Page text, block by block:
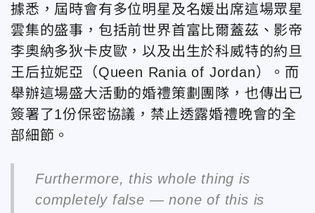
據悉，屆時會有多位明星及名媛出席這場眾星
雲集的盛事，包括前世界首富比爾蓋茲、影帝
李奧納多狄卡皮歐，以及出生於科威特的約旦
王后拉妮亞（Queen Rania of Jordan）。而
舉辦這場盛大活動的婚禮策劃團隊，也傳出已
簽署了1份保密協議，禁止透露婚禮晚會的全
部細節。
Furthermore, this whole thing is
completely false — none of this is